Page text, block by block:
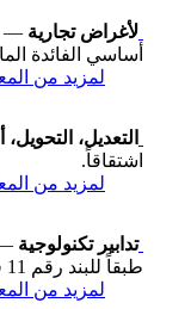
لأغراض تجارية —
أساسي الفائدة
لمزيد من
التعديل، التحويل،
اشتقاقاً.
لمزيد من
تدابير تكنولوجية —
طبقاً للبند رقم 11 في معاهدة WIPO لحقوق الملكية الفكرية.
لمزيد من